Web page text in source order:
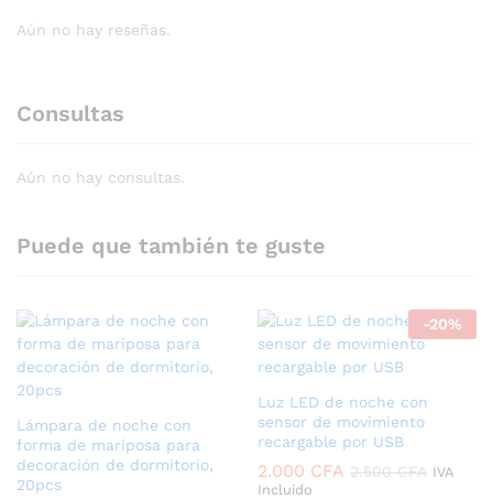
Aún no hay reseñas.
Consultas
Aún no hay consultas.
Puede que también te guste
Lámpara de noche con
forma de mariposa para
decoración de dormitorio,
20pcs
-20%
Luz LED de noche con
sensor de movimiento
recargable por USB
2.000 CFA 2.500CFA IVA
Incluido